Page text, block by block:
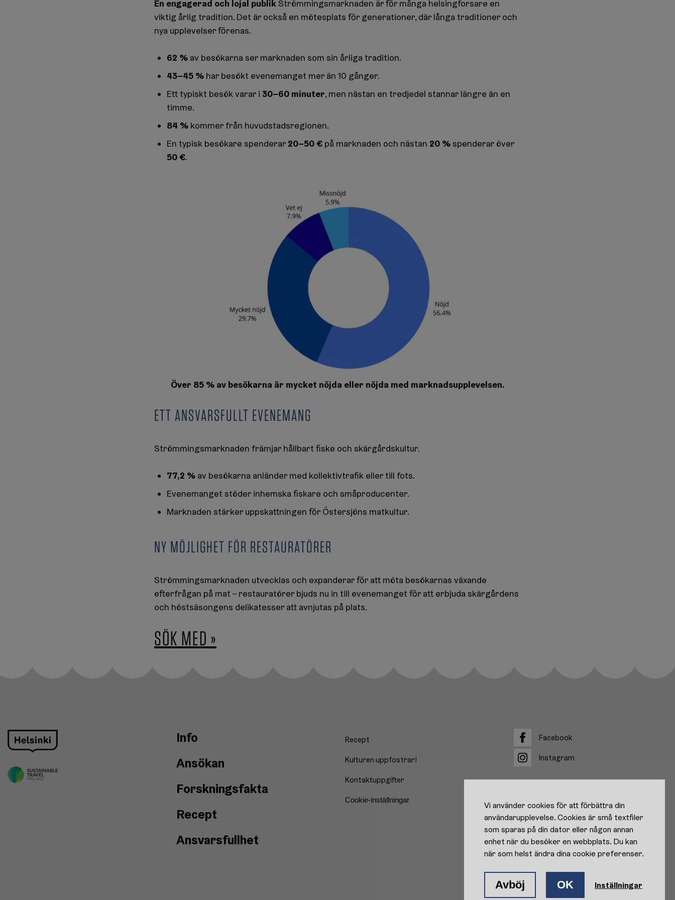
En engagerad och lojal publik Strömmingsmarknaden är för många helsingforsare en
viktig årlig tradition. Det är också en mötesplats för generationer, där långa traditioner och
nya upplevelser förenas.
62 % av besökarna ser marknaden som sin årliga tradition.
43–45 % har besökt evenemanget mer än 10 gånger.
Ett typiskt besök varar i 30–60 minuter, men nästan en tredjedel stannar längre än en
timme.
84 % kommer från huvudstadsregionen.
En typisk besökare spenderar 20–50 € på marknaden och nästan 20 %spenderar över
50 €.
Över 85 % av besökarna är mycket nöjda eller nöjda med marknadsupplevelsen.
ETT ANSVARSFULLT EVENEMANG
Strömmingsmarknaden främjar hållbart fiske och skärgårdskultur.
77,2 % av besökarna anländer med kollektivtrafik eller till fots.
Evenemanget stöder inhemska fiskare och småproducenter.
Marknaden stärker uppskattningen för Östersjöns matkultur.
NY MÖJLIGHET FÖR RESTAURATÖRER
Strömmingsmarknaden utvecklas och expanderar för att möta besökarnas växande
efterfrågan på mat – restauratörer bjuds nu in till evenemanget för att erbjuda skärgårdens
och höstsäsongens delikatesser att avnjutas på plats.
SÖK MED »
Info
Ansökan
Forskningsfakta
Recept
Ansvarsfullhet
Recept
Kulturen uppfostrar!
Kontaktuppgifter
Cookie-inställningar
Facebook
Facebook
Instagram
Instagram
Vi använder cookies för att förbättra din
användarupplevelse. Cookies är små textfiler
som sparas på din dator eller någon annan
enhet när du besöker en webbplats. Du kan
när som helst ändra dina cookie preferenser.
Inställningar
Avböj OK